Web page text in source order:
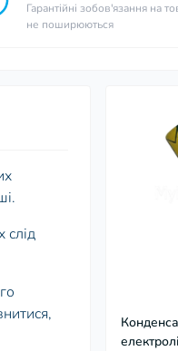
Гарантійні зобов'язання на
не поширюються
слід